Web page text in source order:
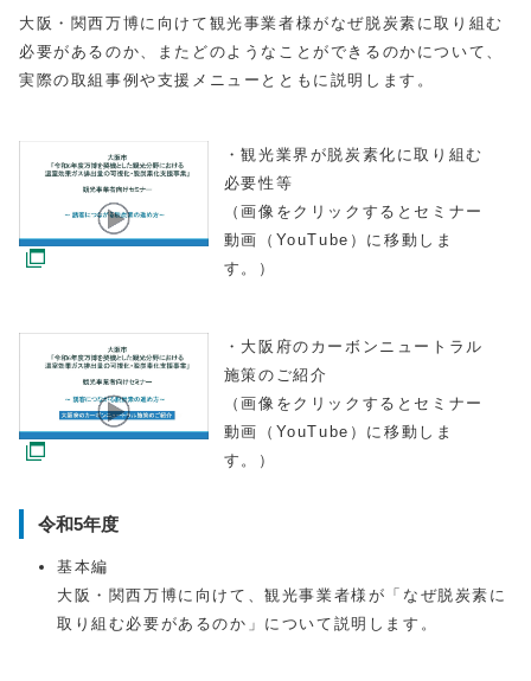
大阪・関西万博に向けて観光事業者様がなぜ脱炭素に取り組む
必要があるのか、またどのようなことができるのかについて、
実際の取組事例や支援メニューとともに説明します。
・観光業界が脱炭素化に取り組む
必要性等
（画像をクリックするとセミナー
動画（YouTube）に移動しま
す。）
・大阪府のカーボンニュートラル
施策のご紹介
（画像をクリックするとセミナー
動画（YouTube）に移動しま
す。）
令和5年度
基本編
大阪・関西万博に向けて、観光事業者様が「なぜ脱炭素に
取り組む必要があるのか」について説明します。